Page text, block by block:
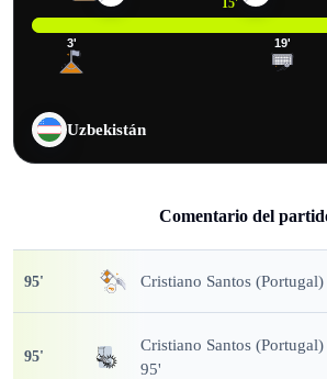
15'
3' 19'
Uzbekistán
Comentario del
95' Cristiano Santos
95'
Cristiano Santos
95'